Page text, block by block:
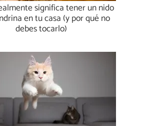
significa tener un nido
en tu casa (y por qué no
debes tocarlo)